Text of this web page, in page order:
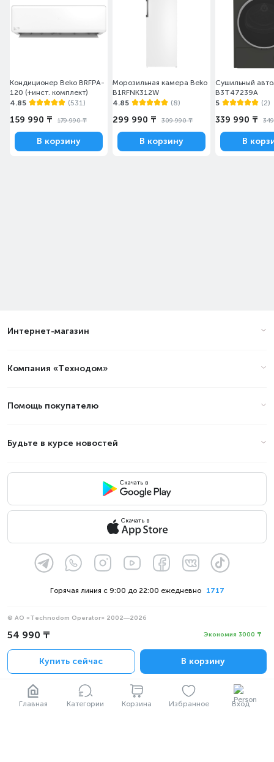
Главная Категории Корзина Избранное Вход
Кондиционер Beko BRFPA-
120 (+инст. комплект)
4.85
(531)
159 990 ₸ 179 990 ₸
В корзину
Морозильная камера Beko
B1RFNK312W
4.85
(8)
299 990 ₸ 309 990 ₸
В корзину
Сушильный
B3T47239A
5
(2)
339 990 ₸
В
54 990 ₸ Экономия 3000 ₸
Купить сейчас В корзину
Интернет-магазин
Компания «Технодом»
Помощь покупателю
Будьте в курсе новостей
Скачать в
Скачать в
1717
Горячая линия с 9:00 до 22:00 ежедневно
© АО «Technodom Operator» 2002—2026
Мы принимаем:
Политика конфиденциальности